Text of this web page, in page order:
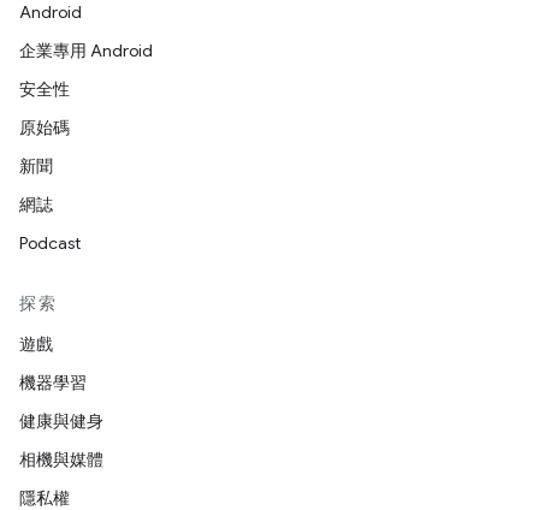
Android
企業專用 Android
安全性
原始碼
新聞
網誌
Podcast
探索
遊戲
機器學習
健康與健身
相機與媒體
隱私權